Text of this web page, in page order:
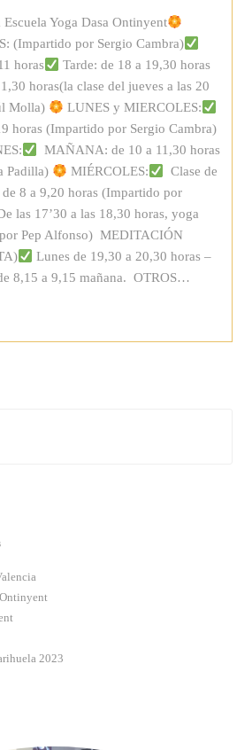
Escuela Yoga Dasa Ontinyent
(Impartido por Sergio Cambra)
horas
Tarde: de 18 a 19,30 horas
horas(la clase del jueves a las 20
Molla)
LUNES y MIERCOLES:
horas (Impartido por Sergio Cambra)
MAÑANA: de 10 a 11,30 horas
Padilla)
MIÉRCOLES:
Clase de
8 a 9,20 horas (Impartido por
las 17’30 a las 18,30 horas, yoga
Pep Alfonso) MEDITACIÓN
Lunes de 19,30 a 20,30 horas –
8,15 a 9,15 mañana. OTROS…
2023